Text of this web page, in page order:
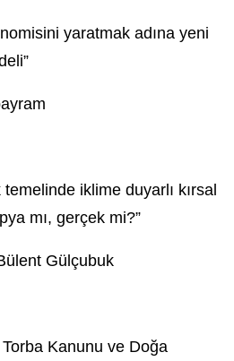
yaratmak adına yeni
iklime duyarlı kırsal
mı, gerçek mi?”
Gülçubuk
Kanunu ve Doğa